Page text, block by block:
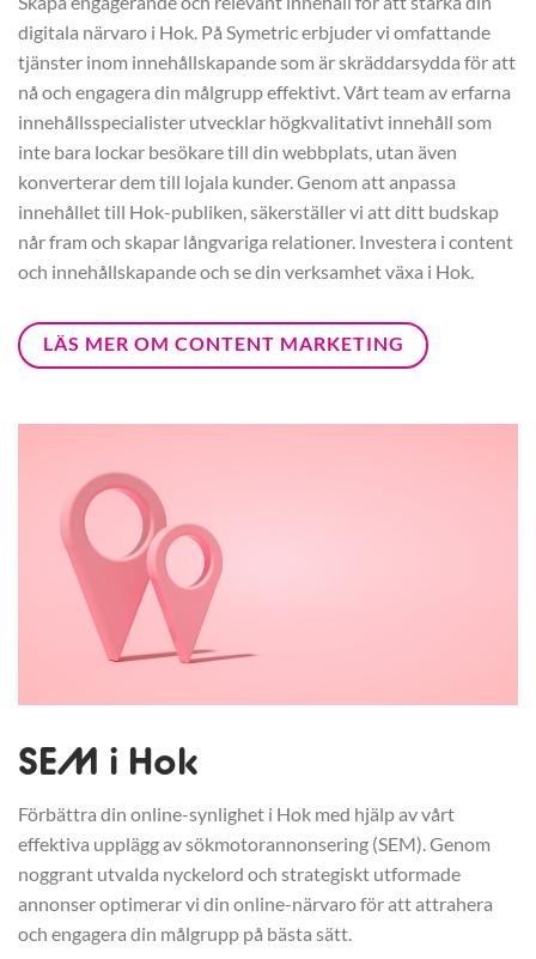
digitala närvaro i Hok. På Symetric erbjuder vi omfattande
tjänster inom innehållskapande som är skräddarsydda för att
nå och engagera din målgrupp effektivt. Vårt team av erfarna
innehållsspecialister utvecklar högkvalitativt innehåll som
inte bara lockar besökare till din webbplats, utan även
konverterar dem till lojala kunder. Genom att anpassa
innehållet till Hok-publiken, säkerställer vi att ditt budskap
når fram och skapar långvariga relationer. Investera i content
och innehållskapande och se din verksamhet växa i Hok.
LÄS MER OM CONTENT MARKETING
SEM i Hok
Förbättra din online-synlighet i Hok med hjälp av vårt
effektiva upplägg av sökmotorannonsering (SEM). Genom
noggrant utvalda nyckelord och strategiskt utformade
annonser optimerar vi din online-närvaro för att attrahera
och engagera din målgrupp på bästa sätt.